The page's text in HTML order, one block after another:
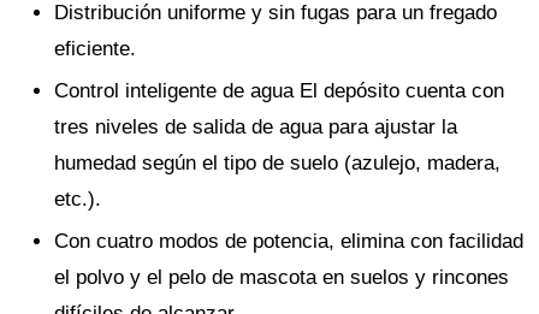
Distribución uniforme y sin fugas para un fregado
eficiente.
Control inteligente de agua El depósito cuenta con
tres niveles de salida de agua para ajustar la
humedad según el tipo de suelo (azulejo, madera,
etc.).
Con cuatro modos de potencia, elimina con facilidad
el polvo y el pelo de mascota en suelos y rincones